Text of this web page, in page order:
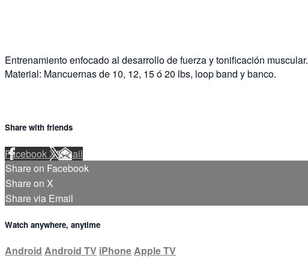
Entrenamiento enfocado al desarrollo de fuerza y tonificación muscular.
Material: Mancuernas de 10, 12, 15 ó 20 lbs, loop band y banco.
Share with friends
FacebookXEmail
Share on Facebook
Share on X
Share via Email
Watch anywhere, anytime
Android Android TV iPhoneApple TV